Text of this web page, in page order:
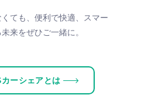
ても、便利で快適、スマー
来をぜひご一緒に。
ーシェアとは